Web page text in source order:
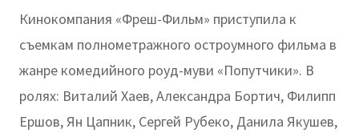
Кинокомпания «Фреш-Фильм» приступила к
съемкам полнометражного остроумного фильма в
жанре комедийного роуд-муви «Попутчики». В
ролях: Виталий Хаев, Александра Бортич, Филипп
Ершов, Ян Цапник, Сергей Рубеко, Данила Якушев,